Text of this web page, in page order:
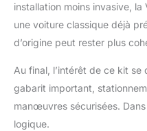
installation moins invasive, la
une voiture classique déjà
d’origine peut rester plus
Au final, l’intérêt de ce kit se
gabarit important,
manœuvres sécurisées.
logique.